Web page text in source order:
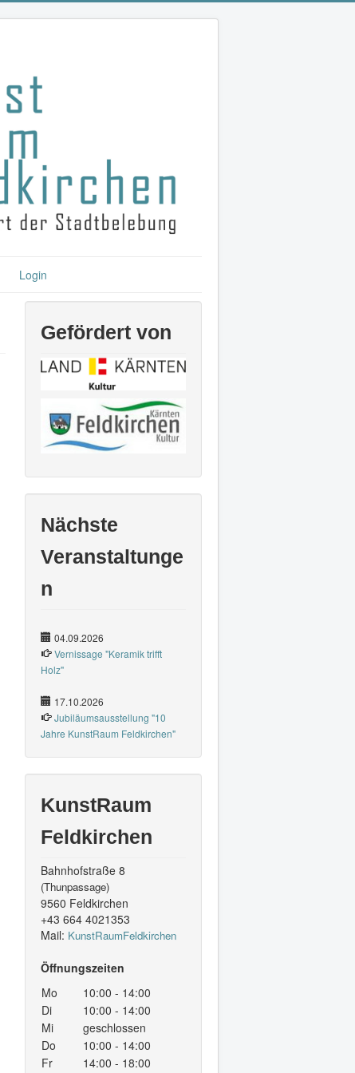
Login
Gefördert von
Nächste
Veranstaltunge
n
04.09.2026
Vernissage "Keramik trifft
Holz"
17.10.2026
Jubiläumsausstellung "10
Jahre KunstRaum Feldkirchen"
KunstRaum
Feldkirchen
Bahnhofstraße 8
(Thunpassage)
9560 Feldkirchen
+43 664 4021353
Mail: KunstRaumFeldkirchen
Öffnungszeiten
Mo
10:00 - 14:00
Di
10:00 - 14:00
Mi
geschlossen
Do
10:00 - 14:00
Fr
14:00 - 18:00